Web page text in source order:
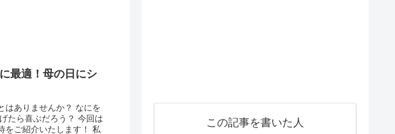
最適！母の日にシ
はありませんか？ なにを
たら喜ぶだろう？ 今回は
をご紹介いたします！ 私
この記事を書いた人